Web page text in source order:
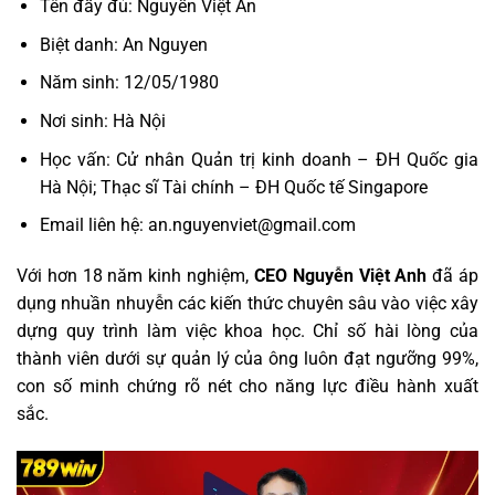
Tên đầy đủ: Nguyễn Việt An
Biệt danh: An Nguyen
Năm sinh: 12/05/1980
Nơi sinh: Hà Nội
Học vấn: Cử nhân Quản trị kinh doanh – ĐH Quốc gia
Hà Nội; Thạc sĩ Tài chính – ĐH Quốc tế Singapore
Email liên hệ: an.nguyenviet@gmail.com
Với hơn 18 năm kinh nghiệm, CEO Nguyễn Việt Anhđã áp
dụng nhuần nhuyễn các kiến thức chuyên sâu vào việc xây
dựng quy trình làm việc khoa học. Chỉ số hài lòng của
thành viên dưới sự quản lý của ông luôn đạt ngưỡng 99%,
con số minh chứng rõ nét cho năng lực điều hành xuất
sắc.